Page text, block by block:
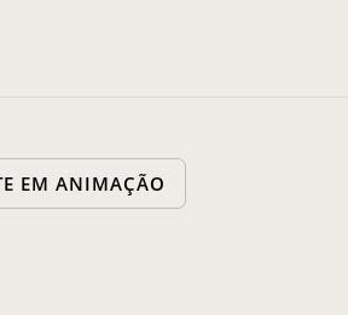
EM ANIMAÇÃO